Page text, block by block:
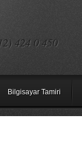
424 0 450
Bilgisayar Tamiri